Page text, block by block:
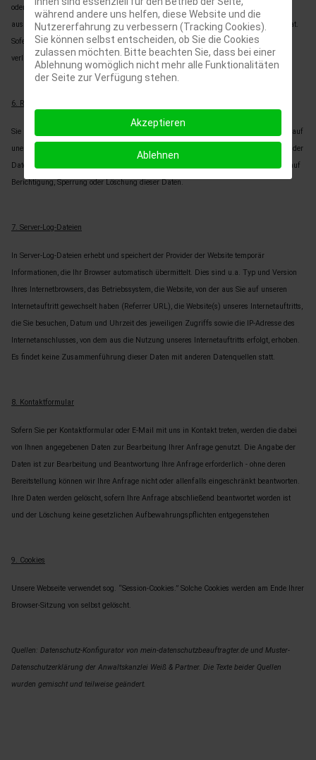
oder in Erfüllung eines Vertrags automatisiert verarbeiten, an sich oder an Dritte
aushändigen zu lassen. Die Bereitstellung erfolgt in einem maschinenlesbaren Format.
Sofern Sie die direkte Übertragung der Daten an einen anderen Verantwortlichen
verlangen, erfolgt dies nur, soweit es technisch machbar ist.
6. Recht auf Auskunft, Berichtigung, Sperrung, Löschung
Sie haben jederzeit im Rahmen der geltenden gesetzlichen Bestimmungen das Recht auf
unentgeltliche Auskunft über Ihre gespeicherten personenbezogenen Daten, Herkunft der
Daten, deren Empfänger und den Zweck der Datenverarbeitung und ggfs. ein Recht auf
Berichtigung, Sperrung oder Löschung dieser Daten.
7. Server-Log-Dateien
In Server-Log-Dateien erhebt und speichert der Provider der Website temporär
Informationen, die Ihr Browser automatisch übermittelt. Dies sind u.a. Typ und Version
Ihres Internetbrowsers, das Betriebssystem, die Website, von der aus Sie auf unseren
Internetauftritt gewechselt haben (Referrer URL), die Website(s) unseres Internetauftritts,
die Sie besuchen, Datum und Uhrzeit des jeweiligen Zugriffs sowie die IP-Adresse des
Internetanschlusses, von dem aus die Nutzung unseres Internetauftritts erfolgt, erhoben.
Es findet keine Zusammenführung dieser Daten mit anderen Datenquellen statt.
8. Kontaktformular
Sofern Sie per Kontaktformular oder E-Mail mit uns in Kontakt treten, werden die dabei
von Ihnen angegebenen Daten zur Bearbeitung Ihrer Anfrage genutzt. Die Angabe der
Daten ist zur Bearbeitung und Beantwortung Ihre Anfrage erforderlich - ohne deren
Bereitstellung können wir Ihre Anfrage nicht oder allenfalls eingeschränkt beantworten.
Ihre Daten werden gelöscht, sofern Ihre Anfrage abschließend beantwortet worden ist
und der Löschung keine gesetzlichen Aufbewahrungspflichten entgegenstehen
9. Cookies
Unsere Webseite verwendet sog. “Session-Cookies.” Solche Cookies werden am Ende Ihrer
Browser-Sitzung von selbst gelöscht.
Quellen: Datenschutz-Konfigurator von mein-datenschutzbeauftragter.de und Muster-
Datenschutzerklärung der Anwaltskanzlei Weiß & Partner. Die Texte beider Quellen
wurden gemischt und teilweise geändert.
während andere uns helfen, diese Website und die
Nutzererfahrung zu verbessern (Tracking Cookies).
Sie können selbst entscheiden, ob Sie die Cookies
zulassen möchten. Bitte beachten Sie, dass bei einer
Ablehnung womöglich nicht mehr alle Funktionalitäten
der Seite zur Verfügung stehen.
Akzeptieren
Ablehnen